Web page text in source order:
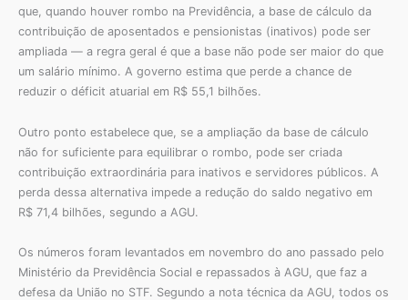
que, quando houver rombo na Previdência, a base de cálculo da
contribuição de aposentados e pensionistas (inativos) pode ser
ampliada — a regra geral é que a base não pode ser maior do que
um salário mínimo. A governo estima que perde a chance de
reduzir o déficit atuarial em R$ 55,1 bilhões.
Outro ponto estabelece que, se a ampliação da base de cálculo
não for suficiente para equilibrar o rombo, pode ser criada
contribuição extraordinária para inativos e servidores públicos. A
perda dessa alternativa impede a redução do saldo negativo em
R$ 71,4 bilhões, segundo a AGU.
Os números foram levantados em novembro do ano passado pelo
Ministério da Previdência Social e repassados à AGU, que faz a
defesa da União no STF. Segundo a nota técnica da AGU, todos os